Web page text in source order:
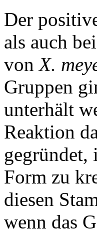
Der
als auch
vonX.
Gruppen
unterhält
Reaktion
Form zu
diesen
wenn das